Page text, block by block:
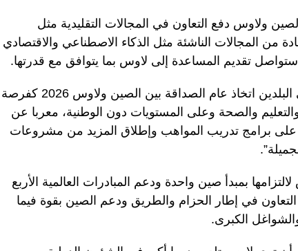
ولاوس دفع التعاون في المجالات التقليدية مثل
من المجالات الناشئة مثل الذكاء الاصطناعي والاقتصادي
تقديم المساعدة إلى لاوس بما يتوافق مع قدرتها.
وأوضح شي أنه ينبغي على البلدين اتخاذ عام الصداقة بين الصين ولاوس 2026 كفرصة
والتعليم والصحة وعلى المستويات دون الوطنية، معربا عن
على برامج تدريب المواهب وإطلاق المزيد من مشروعات
بمبدأ صين واحدة ودعم المبادرات العالمية الأربع
في إطار الحزام والطريق ودعم الصين بقوة فيما
الكبرى.